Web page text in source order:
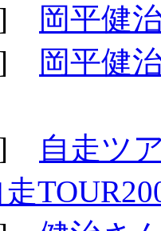
岡平健
岡平健
自走ツ